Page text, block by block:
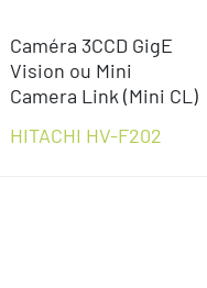
Caméra 3CCD GigE
Vision ou Mini
Camera Link (Mini CL)
HITACHI HV-F202